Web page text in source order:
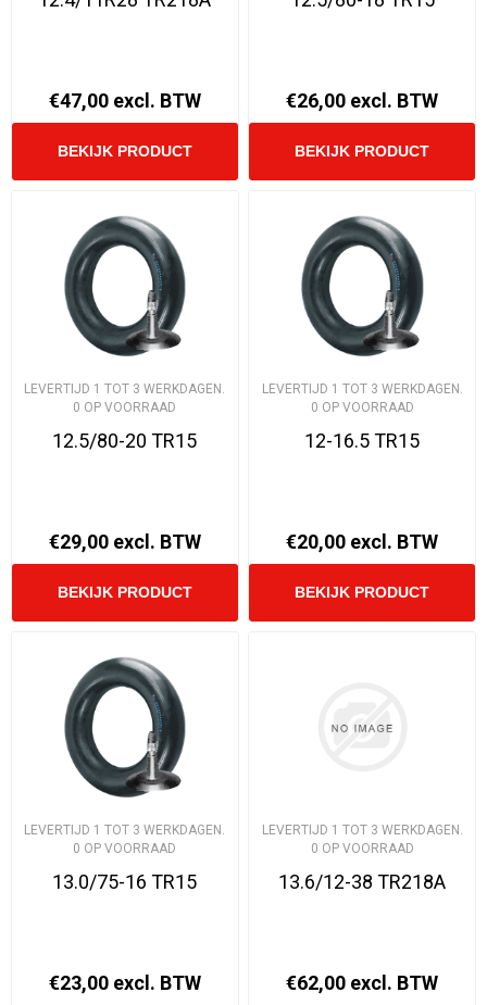
€47,00 excl. BTW €26,00 excl. BTW
LEVERTIJD 1 TOT 3 WERKDAGEN.
0 OP VOORRAAD
12.5/80-20 TR15
€29,00 excl. BTW
LEVERTIJD 1 TOT 3 WERKDAGEN.
0 OP VOORRAAD
12-16.5 TR15
€20,00 excl. BTW
LEVERTIJD 1 TOT 3 WERKDAGEN.
0 OP VOORRAAD
13.0/75-16 TR15
€23,00 excl. BTW
LEVERTIJD 1 TOT 3 WERKDAGEN.
0 OP VOORRAAD
13.6/12-38 TR218A
€62,00 excl. BTW